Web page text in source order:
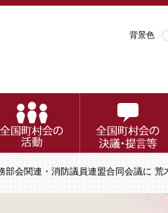
背景色
部会関連・消防議員連盟合同会議に 荒